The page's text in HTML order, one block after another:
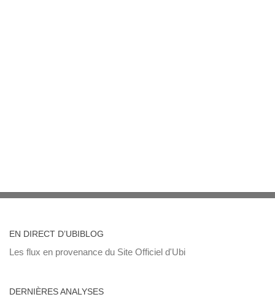
EN DIRECT D’UBIBLOG
Les flux en provenance du Site Officiel d'Ubi
DERNIÈRES ANALYSES